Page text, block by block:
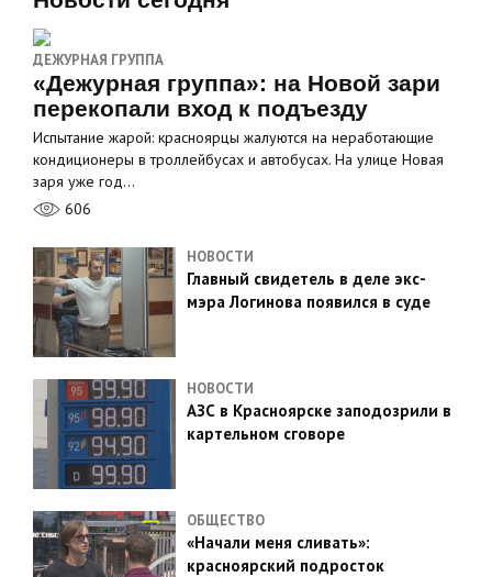
ДЕЖУРНАЯ ГРУППА
«Дежурная группа»: на Новой зари
перекопали вход к подъезду
Испытание жарой: красноярцы жалуются на неработающие
кондиционеры в троллейбусах и автобусах. На улице Новая
заря уже год…
606
НОВОСТИ
Главный свидетель в деле экс-
мэра Логинова появился в суде
НОВОСТИ
АЗС в Красноярске заподозрили в
картельном сговоре
ОБЩЕСТВО
«Начали меня сливать»:
красноярский подросток